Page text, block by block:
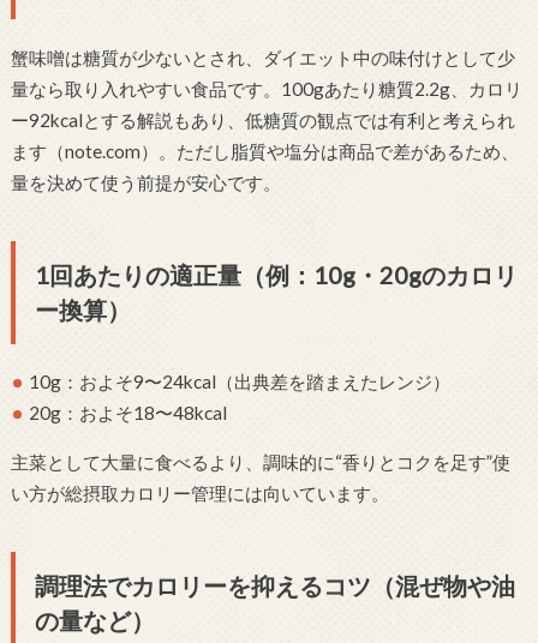
蟹味噌は糖質が少ないとされ、ダイエット中の味付けとして少
量なら取り入れやすい食品です。100gあたり糖質2.2g、カロリ
ー92kcalとする解説もあり、低糖質の観点では有利と考えられ
ます（note.com）。ただし脂質や塩分は商品で差があるため、
量を決めて使う前提が安心です。
1回あたりの適正量（例：10g・20gのカロリ
ー換算）
10g：およそ9〜24kcal（出典差を踏まえたレンジ）
20g：およそ18〜48kcal
主菜として大量に食べるより、調味的に“香りとコクを足す”使
い方が総摂取カロリー管理には向いています。
調理法でカロリーを抑えるコツ（混ぜ物や油
の量など）